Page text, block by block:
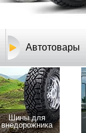
Автотовары
Шины для
внедорожника